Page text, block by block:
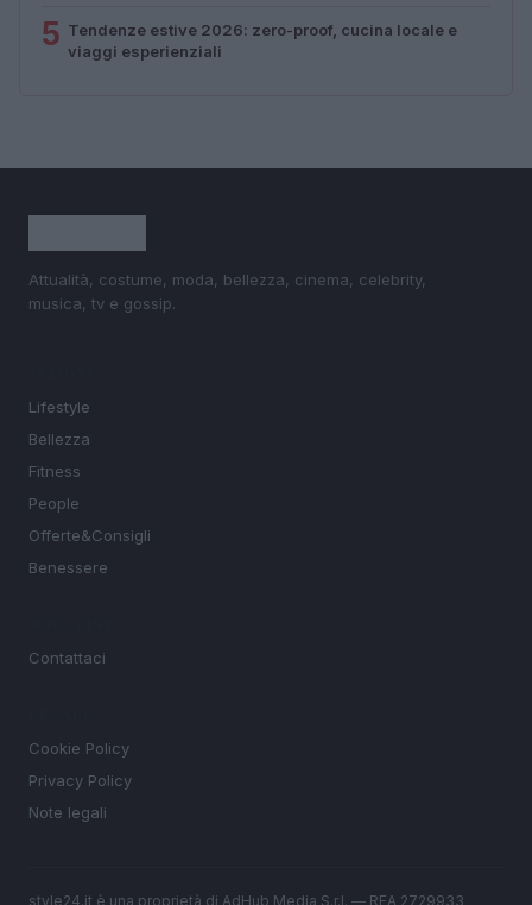
5 Tendenze estive 2026: zero-proof, cucina locale e
viaggi esperienziali
Attualità, costume, moda, bellezza, cinema, celebrity,
musica, tv e gossip.
Lifestyle
Bellezza
Fitness
People
Offerte&Consigli
Benessere
Contattaci
Cookie Policy
Privacy Policy
Note legali
style24.it è una proprietà di AdHub Media S.r.l. — REA 2729933